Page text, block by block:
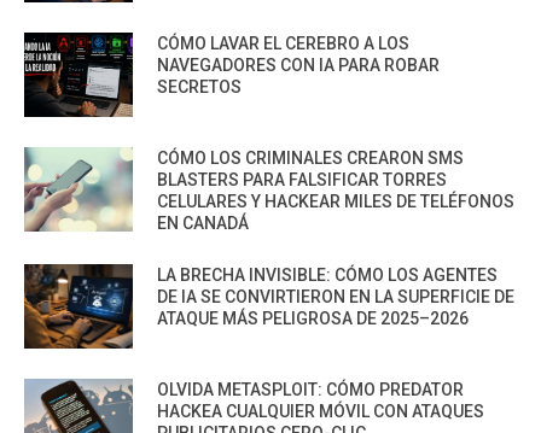
CÓMO LAVAR EL CEREBRO A LOS
NAVEGADORES CON IA PARA ROBAR
SECRETOS
CÓMO LOS CRIMINALES CREARON SMS
BLASTERS PARA FALSIFICAR TORRES
CELULARES Y HACKEAR MILES DE TELÉFONOS
EN CANADÁ
LA BRECHA INVISIBLE: CÓMO LOS AGENTES
DE IA SE CONVIRTIERON EN LA SUPERFICIE DE
ATAQUE MÁS PELIGROSA DE 2025–2026
OLVIDA METASPLOIT: CÓMO PREDATOR
HACKEA CUALQUIER MÓVIL CON ATAQUES